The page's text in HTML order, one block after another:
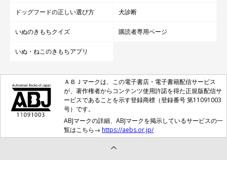
ドッグフードの正しい選び方 犬診断
いぬのきもちクイズ 購読者専用ページ
いぬ・ねこのきもちアプリ
ＡＢＪマークは、この電子書店・電子書籍配信サービス
が、著作権者からコンテンツ使用許諾を得た正規版配信サ
ービスであることを示す登録商標（登録番号 第11091003
号）です。
ABJマークの詳細、ABJマークを掲示しているサービスの一
覧はこちら→ https://aebs.or.jp/